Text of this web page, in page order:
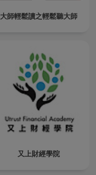
大師輕鬆讀之輕鬆聽大師
又上財經學院